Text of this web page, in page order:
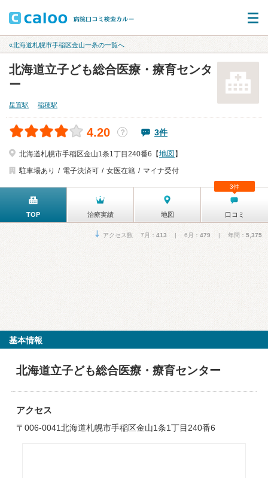
«北海道札幌市手稲区金山一条の一覧へ
北海道立子ども総合医療・療育センタ
ー
星置駅 稲穂駅
4.20 ？ 3件
北海道札幌市手稲区金山1条1丁目240番6【地図 】
駐車場あり
電子決済可 女医在籍 マイナ受付
TOP 治療実績 地図 口コミ
3件
アクセス数 7月： 413 | 6月： 479 | 年間： 5,375
基本情報
北海道立子ども総合医療・療育センター
アクセス
〒006-0041北海道札幌市手稲区金山1条1丁目240番6